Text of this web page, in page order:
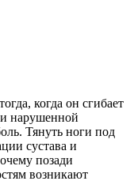
когда он сгибает
нарушенной
Тянуть ноги под
сустава и
позади
возникают